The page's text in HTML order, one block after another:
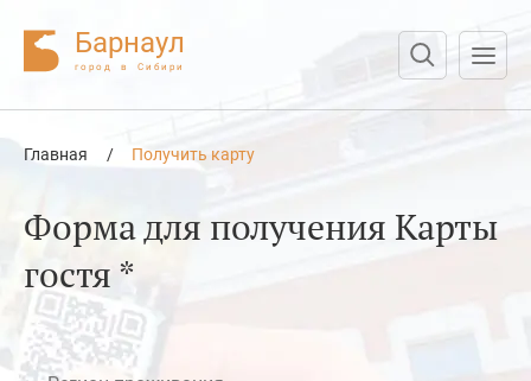
Барнаул
город в Сибири
Главная
/ Получить карту
Форма для получения Карты
гостя *